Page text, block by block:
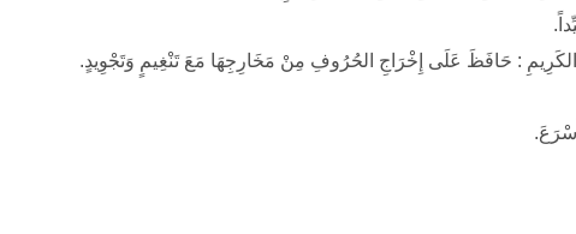
: حَافَظَ عَلَى إِخْرَاجِ الحُرُوفِ مِنْ مَخَارِجِهَا مَعَ تَنْغِيمٍ وَتَجْوِيدٍ.